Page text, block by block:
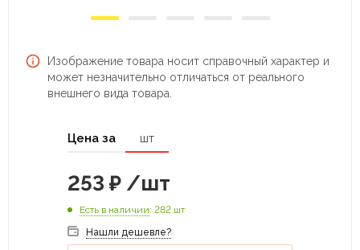
Изображение товара носит справочный характер и
может незначительно отличаться от реального
внешнего вида товара.
Цена за шт
253 ₽ /шт
Есть в наличии: 282 шт
Нашли дешевле?